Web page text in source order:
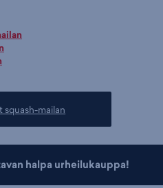
squash-mailan
halpa urheilukauppa!